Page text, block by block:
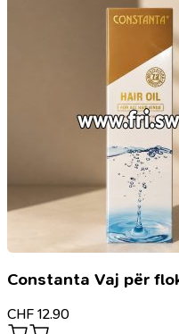
Constanta Vaj për
CHF 12.90